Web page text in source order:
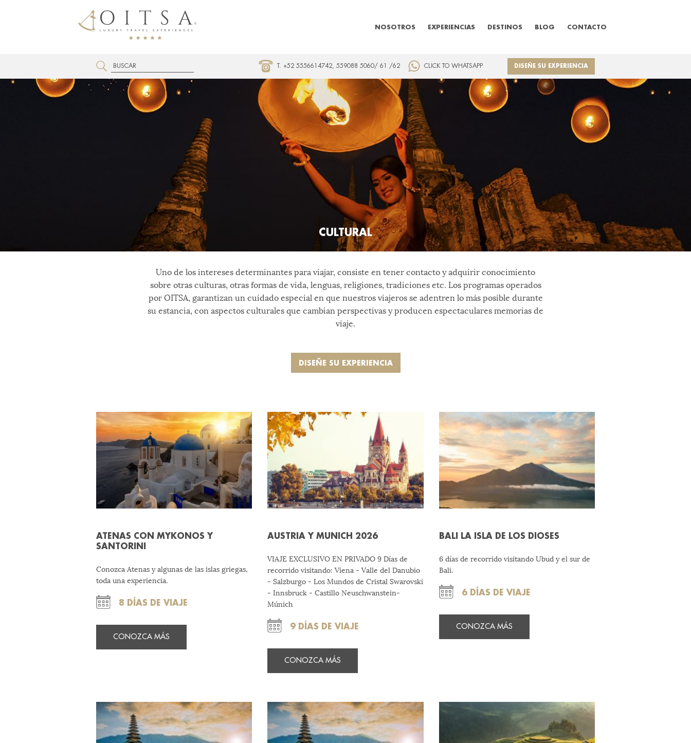
NOSOTROS EXPERIENCIAS DESTINOS BLOG CONTACTO
T. +52 5556614742, 559088 5060/ 61 /62 CLICK TO WHATSAPP DISEÑE SU EXPERIENCIA
CULTURAL
Uno de los intereses determinantes para viajar, consiste en tener contacto y adquirir conocimiento
sobre otras culturas, otras formas de vida, lenguas, religiones, tradiciones etc. Los programas operados
por OITSA, garantizan un cuidado especial en que nuestros viajeros se adentren lo más posible durante
su estancia, con aspectos culturales que cambian perspectivas y producen espectaculares memorias de
viaje.
DISEÑE SU EXPERIENCIA
ATENAS CON MYKONOS Y
SANTORINI
Conozca Atenas y algunas de las islas griegas,
toda una experiencia.
8 DÍAS DE VIAJE
CONOZCA MÁS
AUSTRIA Y MUNICH 2026
VIAJE EXCLUSIVO EN PRIVADO 9 Días de
recorrido visitando: Viena - Valle del Danubio
- Salzburgo - Los Mundos de Cristal Swarovski
- Innsbruck - Castillo Neuschwanstein-
Múnich
9 DÍAS DE VIAJE
CONOZCA MÁS
BALI LA ISLA DE LOS DIOSES
6 días de recorrido visitando Ubud y el sur de
Bali.
6 DÍAS DE VIAJE
CONOZCA MÁS